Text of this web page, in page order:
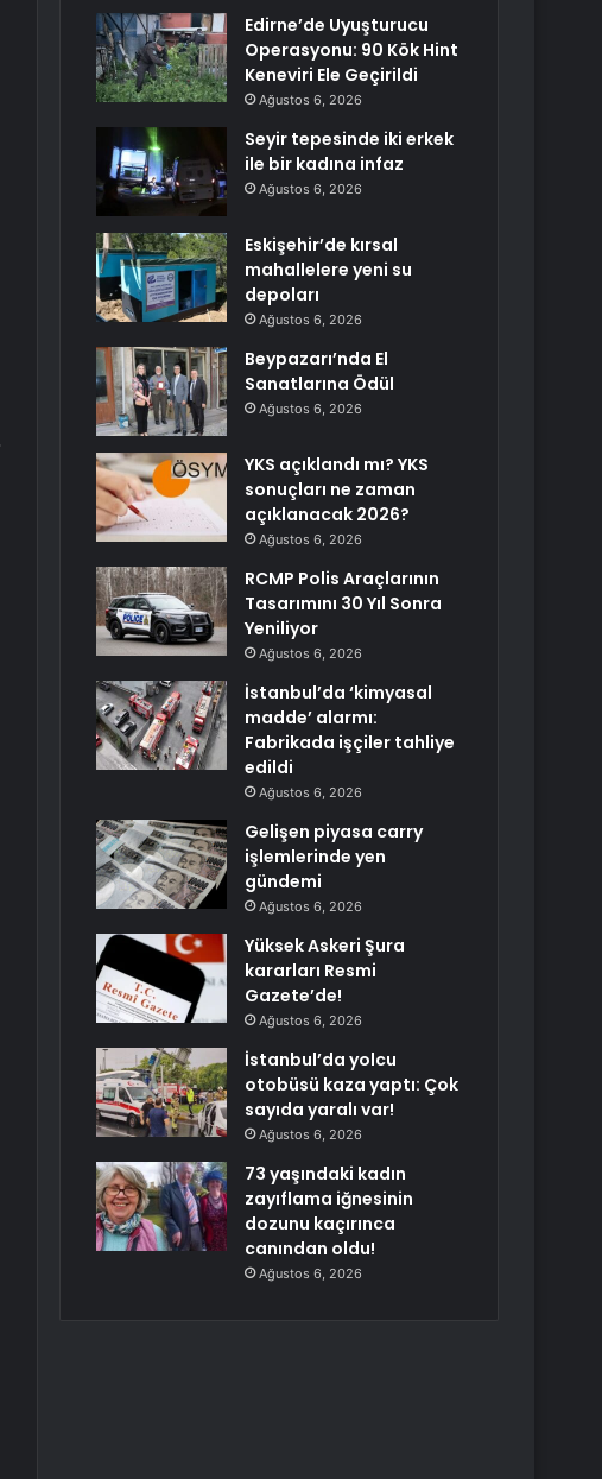
Edirne’de Uyuşturucu
Operasyonu: 90 Kök Hint
Keneviri Ele Geçirildi
Ağustos 6, 2026
Seyir tepesinde iki erkek
ile bir kadına infaz
Ağustos 6, 2026
Eskişehir’de kırsal
mahallelere yeni su
depoları
Ağustos 6, 2026
Beypazarı’nda El
Sanatlarına Ödül
Ağustos 6, 2026
YKS açıklandı mı? YKS
sonuçları ne zaman
açıklanacak 2026?
Ağustos 6, 2026
RCMP Polis Araçlarının
Tasarımını 30 Yıl Sonra
Yeniliyor
Ağustos 6, 2026
İstanbul’da ‘kimyasal
madde’ alarmı:
Fabrikada işçiler tahliye
edildi
Ağustos 6, 2026
Gelişen piyasa carry
işlemlerinde yen
gündemi
Ağustos 6, 2026
Yüksek Askeri Şura
kararları Resmi
Gazete’de!
Ağustos 6, 2026
İstanbul’da yolcu
otobüsü kaza yaptı: Çok
sayıda yaralı var!
Ağustos 6, 2026
73 yaşındaki kadın
zayıflama iğnesinin
dozunu kaçırınca
canından oldu!
Ağustos 6, 2026